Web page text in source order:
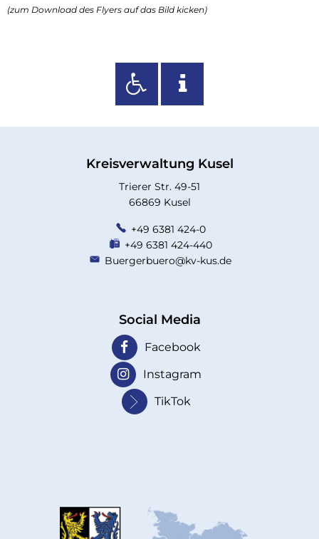
(zum Download des Flyers auf das Bild kicken)
Kreisverwaltung Kusel
Trierer Str. 49-51
66869 Kusel
+49 6381 424-0
+49 6381 424-440
Buergerbuero@kv-kus.de
Social Media
Facebook
Instagram
TikTok